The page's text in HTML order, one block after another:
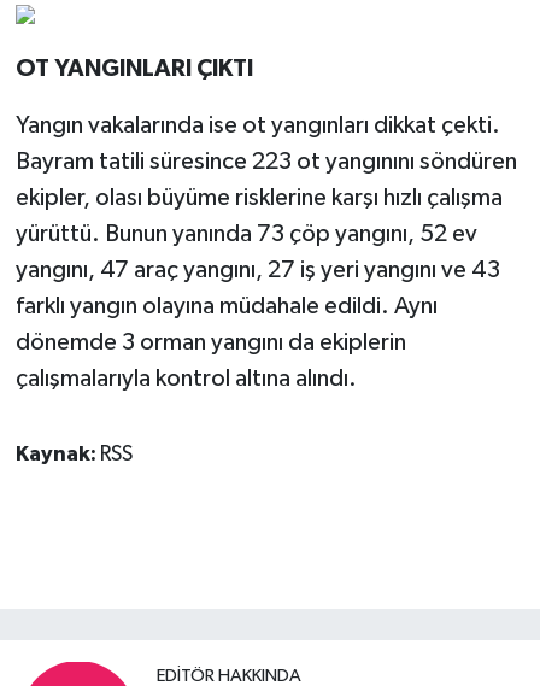
OT YANGINLARI ÇIKTI
Yangın vakalarında ise ot yangınları dikkat çekti.
Bayram tatili süresince 223 ot yangınını söndüren
ekipler, olası büyüme risklerine karşı hızlı çalışma
yürüttü. Bunun yanında 73 çöp yangını, 52 ev
yangını, 47 araç yangını, 27 iş yeri yangını ve 43
farklı yangın olayına müdahale edildi. Aynı
dönemde 3 orman yangını da ekiplerin
çalışmalarıyla kontrol altına alındı.
Kaynak: RSS
EDITÖR HAKKINDA